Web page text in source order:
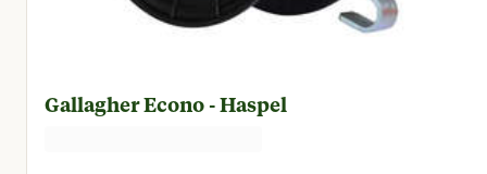
Gallagher Econo - Haspel